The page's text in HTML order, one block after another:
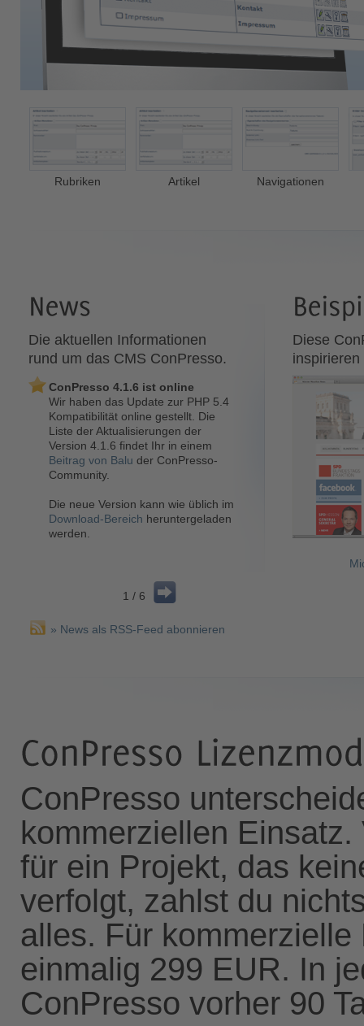
Rubriken Artikel Navigationen
Die aktuellen Informationen
rund um das CMS ConPresso.
ConPresso 4.1.6 ist online
Wir haben das Update zur PHP 5.4
Kompatibilität online gestellt. Die
Liste der Aktualisierungen der
Version 4.1.6 findet Ihr in einem
Beitrag von Balu der ConPresso-
Community.
Die neue Version kann wie üblich im
Download-Bereich heruntergeladen
werden.
Wichtige
ConPresso
Thomas Skora von
einen Privilege
ConPresso
es administrative
vorheriges Login in
durchzuführen.
und 4.1.5 beheben
Sie können im
Website
dringend
1 / 6
» News als RSS-Feed abonnieren
Diese
ConPresso
kommerziellen
für ein Projekt, das
verfolgt, zahlst du
alles. Für
einmalig 299 EUR. In
ConPresso vorher 90